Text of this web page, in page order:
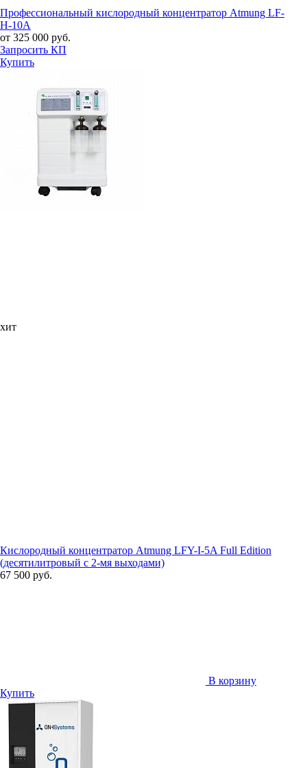
Профессиональный кислородный концентратор Atmung LF-
H-10A
от 325 000 руб.
Запросить КП
Купить
хит
Кислородный концентратор Atmung LFY-I-5A Full Edition
(десятилитровый с 2-мя выходами)
67 500 руб.
В корзину
Купить